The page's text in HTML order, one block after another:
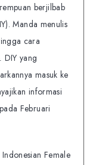
berjilbab
Manda menulis
cara
DIY yang
masuk ke
informasi
Februari
Female